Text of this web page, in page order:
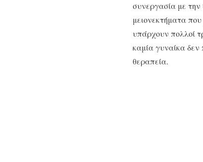
συνεργασία με
μειονεκτήματα
υπάρχουν πολλοί
καμία γυναίκα δεν
θεραπεία.